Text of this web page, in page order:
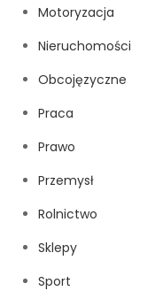
Motoryzacja
Nieruchomości
Obcojęzyczne
Praca
Prawo
Przemysł
Rolnictwo
Sklepy
Sport